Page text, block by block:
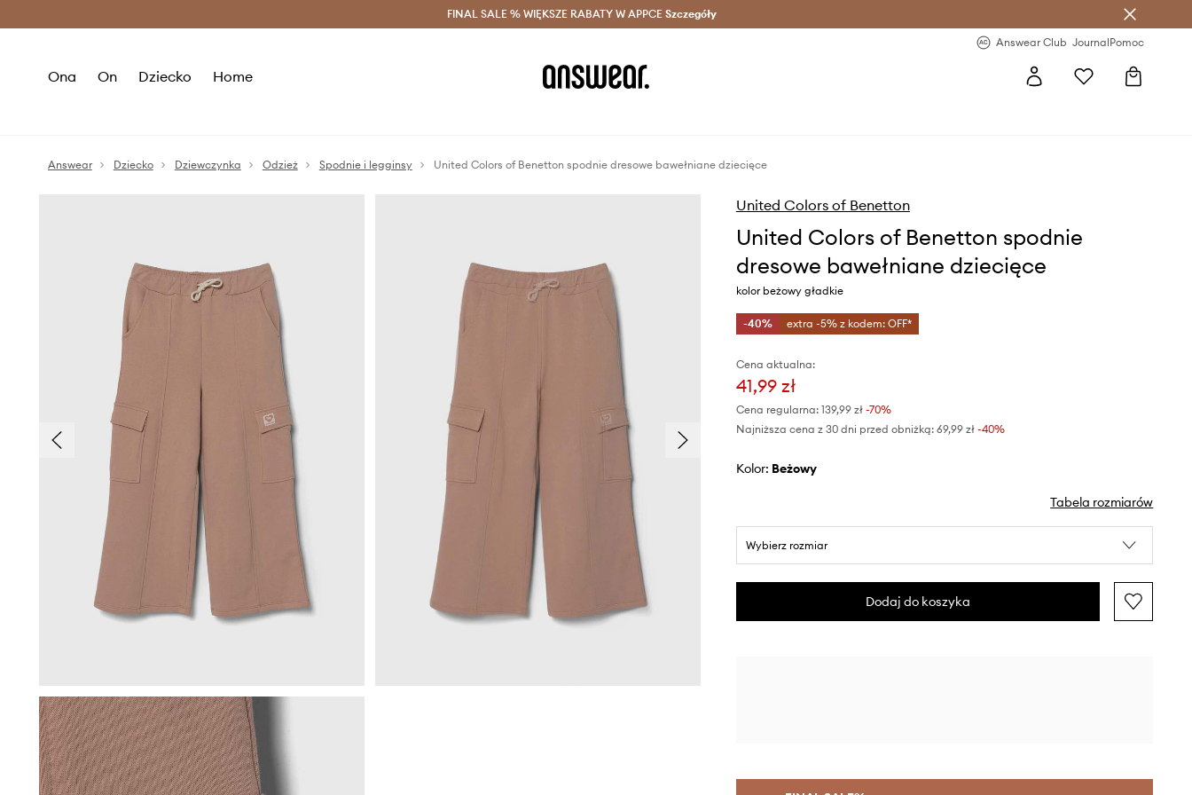
Oszczędzaj z Answear Club > Dostawa nawet w 24h >
FINAL SALE % WIĘKSZE RABATY W APPCE Szczegóły
Answear Club JournalPomoc
Ona On Dziecko Home
Answear Dziecko Dziewczynka Odzież Spodnie i legginsy United Colors of Benetton spodnie dresowe bawełniane dziecięce
United Colors of Benetton
United Colors of Benetton spodnie
dresowe bawełniane dziecięce
kolor beżowy gładkie
-40% extra -5% z kodem: OFF*
Cena aktualna:
41,99 zł
Cena regularna: 139,99 zł-70%
Najniższa cena z 30 dni przed obniżką: 69,99 zł -40%
Kolor: beżowy
Tabela rozmiarów
Wybierz rozmiar
Dodaj do koszyka